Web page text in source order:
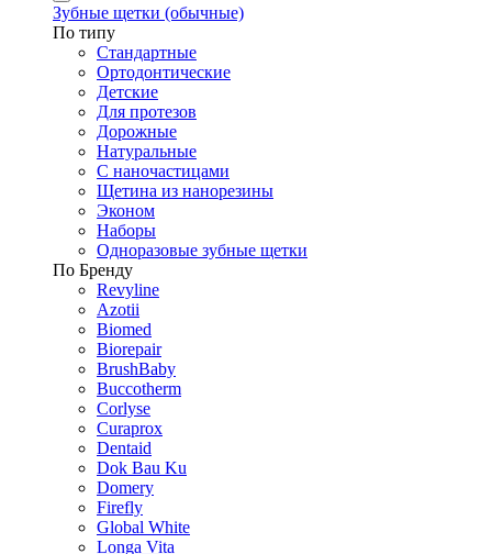
Зубные щетки (обычные)
По типу
Стандартные
Ортодонтические
Детские
Для протезов
Дорожные
Натуральные
С наночастицами
Щетина из нанорезины
Эконом
Наборы
Одноразовые зубные щетки
По Бренду
Revyline
Azotii
Biomed
Biorepair
BrushBaby
Buccotherm
Corlyse
Curaprox
Dentaid
Dok Bau Ku
Domery
Firefly
Global White
Longa Vita